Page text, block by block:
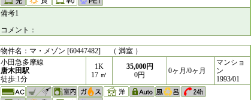
備考1
コメント：
物件名：マ・メゾン [60447482] （ 満室 ）
小田急多摩線
唐木田駅
徒歩:1分
1K
17 ㎥
35,000円
0円
0ヶ月/0ヶ月
マンショ
ン
1993/01